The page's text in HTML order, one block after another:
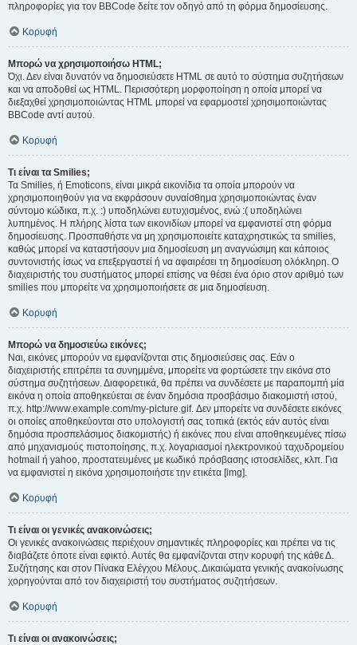
πληροφορίες για τον BBCode δείτε τον οδηγό από τη φόρμα δημοσίευσης.
Κορυφή
Μπορώ να χρησιμοποιήσω HTML;
Όχι. Δεν είναι δυνατόν να δημοσιεύσετε HTML σε αυτό το σύστημα συζητήσεων
και να αποδοθεί ως HTML. Περισσότερη μορφοποίηση η οποία μπορεί να
διεξαχθεί χρησιμοποιώντας HTML μπορεί να εφαρμοστεί χρησιμοποιώντας
BBCode αντί αυτού.
Κορυφή
Τι είναι τα Smilies;
Τα Smilies, ή Emoticons, είναι μικρά εικονίδια τα οποία μπορούν να
χρησιμοποιηθούν για να εκφράσουν συναίσθημα χρησιμοποιώντας έναν
σύντομο κώδικα, π.χ. :) υποδηλώνει ευτυχισμένος, ενώ :( υποδηλώνει
λυπημένος. Η πλήρης λίστα των εικονιδίων μπορεί να εμφανιστεί στη φόρμα
δημοσίευσης. Προσπαθήστε να μη χρησιμοποιείτε καταχρηστικώς τα smilies,
καθώς μπορεί να καταστήσουν μια δημοσίευση μη αναγνώσιμη και κάποιος
συντονιστής ίσως να επεξεργαστεί ή να αφαιρέσει τη δημοσίευση ολόκληρη. Ο
διαχειριστής του συστήματος μπορεί επίσης να θέσει ένα όριο στον αριθμό των
smilies που μπορείτε να χρησιμοποιήσετε σε μια δημοσίευση.
Κορυφή
Μπορώ να δημοσιεύω εικόνες;
Ναι, εικόνες μπορούν να εμφανίζονται στις δημοσιεύσεις σας. Εάν ο
διαχειριστής επιτρέπει τα συνημμένα, μπορείτε να φορτώσετε την εικόνα στο
σύστημα συζητήσεων. Διαφορετικά, θα πρέπει να συνδέσετε με παραπομπή μία
εικόνα η οποία αποθηκεύεται σε έναν δημόσια προσβάσιμο διακομιστή ιστού,
π.χ. http://www.example.com/my-picture.gif. Δεν μπορείτε να συνδέσετε εικόνες
οι οποίες αποθηκεύονται στο υπολογιστή σας τοπικά (εκτός εάν αυτός είναι
δημόσια προσπελάσιμος διακομιστής) ή εικόνες που είναι αποθηκευμένες πίσω
από μηχανισμούς πιστοποίησης, π.χ. λογαριασμοί ηλεκτρονικού ταχυδρομείου
hotmail ή yahoo, προστατευμένες με κωδικό πρόσβασης ιστοσελίδες, κλπ. Για
να εμφανιστεί η εικόνα χρησιμοποιήστε την ετικέτα [img].
Κορυφή
Τι είναι οι γενικές ανακοινώσεις;
Οι γενικές ανακοινώσεις περιέχουν σημαντικές πληροφορίες και πρέπει να τις
διαβάζετε όποτε είναι εφικτό. Αυτές θα εμφανίζονται στην κορυφή της κάθε Δ.
Συζήτησης και στον Πίνακα Ελέγχου Μέλους. Δικαιώματα γενικής ανακοίνωσης
χορηγούνται από τον διαχειριστή του συστήματος συζητήσεων.
Κορυφή
Τι είναι οι ανακοινώσεις;